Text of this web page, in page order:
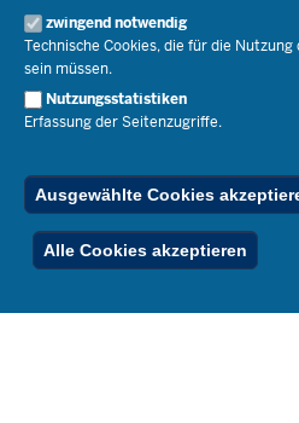
zwingend notwendig
Technische Cookies, die für die
sein müssen.
Nutzungsstatistiken
Erfassung der Seitenzugriffe.
Ausgewählte Cookies
Alle Cookies akzeptieren
Open Government
Bibliothek
Geschäftsbereich
Pressefotos
Social Media
Pressekontakt
Service
Schule(n) suchen
Kontakt
Der Weg zu uns
Publikationen
RSS-Feed
Ferienordnung
Spezialangebote
© 2026 Bildungsportal NRW
Below
Footer
Menu
Inhalt Impressum Datenschutz